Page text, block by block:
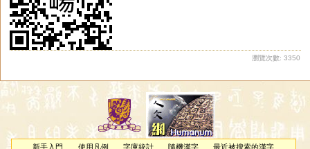
瀏覽次數: 3350
新手入門 使用凡例 字庫統計 隨機漢字 最近被搜索的漢字